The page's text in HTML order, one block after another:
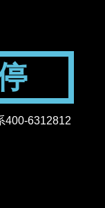
400-6312812